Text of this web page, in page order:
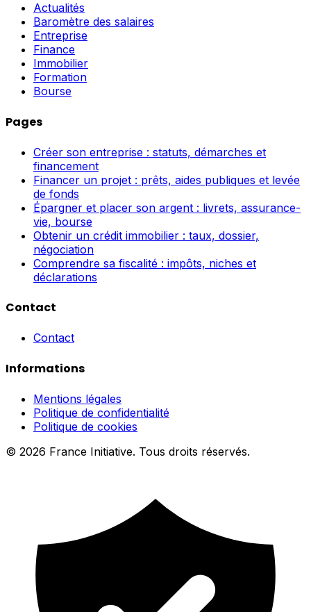
Actualités
Baromètre des salaires
Entreprise
Finance
Immobilier
Formation
Bourse
Pages
Créer son entreprise : statuts, démarches et
financement
Financer un projet : prêts, aides publiques et levée
de fonds
Épargner et placer son argent : livrets, assurance-
vie, bourse
Obtenir un crédit immobilier : taux, dossier,
négociation
Comprendre sa fiscalité : impôts, niches et
déclarations
Contact
Contact
Informations
Mentions légales
Politique de confidentialité
Politique de cookies
© 2026 France Initiative. Tous droits réservés.